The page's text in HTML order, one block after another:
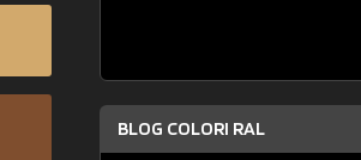
BLOG COLORI RAL